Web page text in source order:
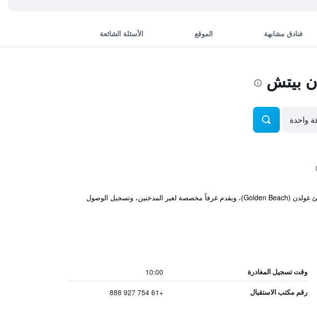
فنادق مشابهة الموقع الأسئلة الشائعة
بيتش
يقع مكان إقامة "Sails Resort Caloundra" في Golden Beach، ضمن 200 م من شاطئ غولدن (Golden Beach)، ويقدم غرفاً مخصصة لغير المدخنين، وتسجيل الوصول
وقت تسجيل المغادرة 10:00
رقم مكتب الاستقبال +61 754 927 888